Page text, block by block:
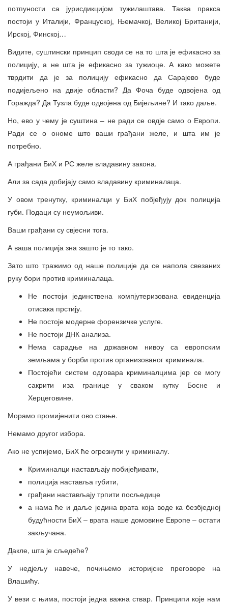
потпуности са јурисдикцијом тужилаштава. Таква пракса
постоји у Италији, Француској, Њемачкој, Великој Британији,
Ирској, Финској…
Видите, суштински принцип своди се на то шта је ефикасно за
полицију, а не шта је ефикасно за тужиоце. А како можете
тврдити да је за полицију ефикасно да Сарајево буде
подијељено на двије области? Да Фоча буде одвојена од
Горажда? Да Тузла буде одвојена од Бијељине? И тако даље.
Но, ево у чему је суштина – не ради се овдје само о Европи.
Ради се о ономе што ваши грађани желе, и шта им је
потребно.
А грађани БиХ и РС желе владавину закона.
Али за сада добијају само владавину криминалаца.
У овом тренутку, криминалци у БиХ побјеђују док полиција
губи. Подаци су неумољиви.
Ваши грађани су свјесни тога.
А ваша полиција зна зашто је то тако.
Зато што тражимо од наше полиције да се напола свезаних
руку бори против криминалаца.
Не постоји јединствена компјутеризована евиденција
отисака прстију.
Не постоје модерне форензичке услуге.
Не постоји ДНК анализа.
Нема сарадње на државном нивоу са европским
земљама у борби против организованог криминала.
Постојећи систем одговара криминалцима јер се могу
сакрити иза границе у сваком кутку Босне и
Херцеговине.
Морамо промијенити ово стање.
Немамо другог избора.
Ако не успијемо, БиХ ће огрезнути у криминалу.
Криминалци настављају побијеђивати,
полиција наставља губити,
грађани настављају трпити посљедице
а нама ће и даље једина врата која воде ка безбједној
будућности БиХ – врата наше домовине Европе – остати
закључана.
Дакле, шта је сљедеће?
У недјељу навече, почињемо историјске преговоре на
Влашићу.
У вези с њима, постоји једна важна ствар. Принципи које нам